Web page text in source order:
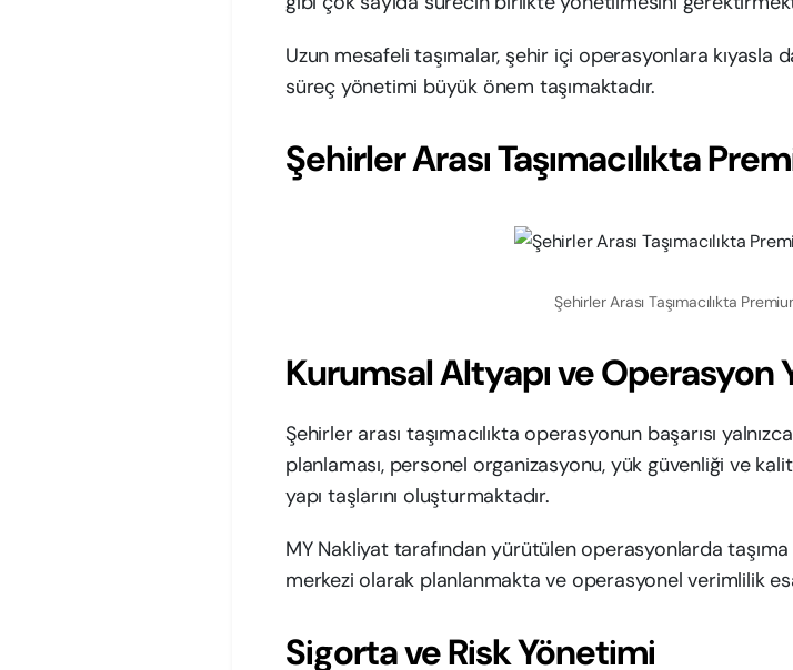
Uzun mesafeli taşımalar, şehir içi operasyonlara kıyasla
süreç yönetimi büyük önem taşımaktadır.
Şehirler Arası Taşımacılıkta
Şehirler Arası Taşımacılıkta
Kurumsal Altyapı ve Operasyon
Şehirler arası taşımacılıkta operasyonun başarısı
planlaması, personel organizasyonu, yük güvenliği ve
yapı taşlarını oluşturmaktadır.
MY Nakliyat tarafından yürütülen operasyonlarda
merkezi olarak planlanmakta ve operasyonel verimlilik
Sigorta ve Risk Yönetimi